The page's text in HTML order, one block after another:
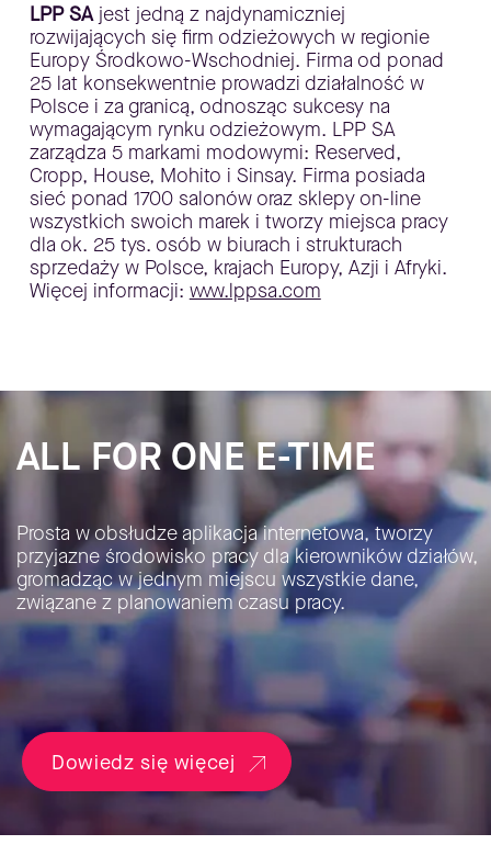
LPP SAjest jedną z najdynamiczniej
rozwijających się firm odzieżowych w regionie
Europy Środkowo-Wschodniej. Firma od ponad
25 lat konsekwentnie prowadzi działalność w
Polsce i za granicą, odnosząc sukcesy na
wymagającym rynku odzieżowym. LPP SA
zarządza 5 markami modowymi: Reserved,
Cropp, House, Mohito i Sinsay. Firma posiada
sieć ponad 1700 salonów oraz sklepy on-line
wszystkich swoich marek i tworzy miejsca pracy
dla ok. 25 tys. osób w biurach i strukturach
sprzedaży w Polsce, krajach Europy, Azji i Afryki.
Więcej informacji: www.lppsa.com
ALL FOR ONE E-TIME
Prosta w obsłudze aplikacja internetowa, tworzy
przyjazne środowisko pracy dla kierowników działów,
gromadząc w jednym miejscu wszystkie dane,
związane z planowaniem czasu pracy.
Dowiedz się więcej